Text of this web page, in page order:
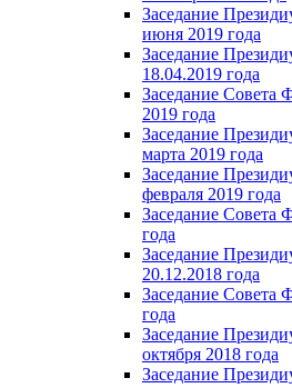
Заседание
июня 2019 года
Заседание
18.04.2019 года
Заседание
2019 года
Заседание
марта 2019 года
Заседание
февраля 2019 года
Заседание
года
Заседание
20.12.2018 года
Заседание
года
Заседание
октября 2018 года
Заседание